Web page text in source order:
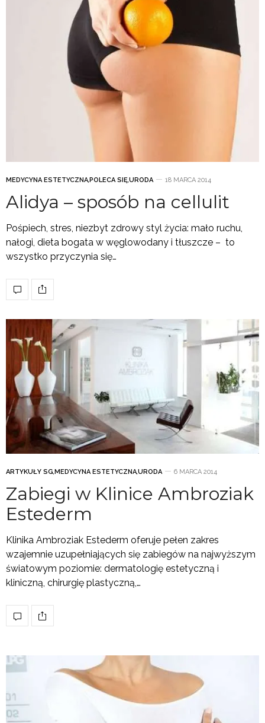
MEDYCYNA ESTETYCZNAPOLECA SIĘURODA 18 MARCA 2014
Alidya – sposób na cellulit
Pośpiech, stres, niezbyt zdrowy styl życia: mało ruchu,
nałogi, dieta bogata w węglowodany i tłuszcze – to
wszystko przyczynia się…
ARTYKUŁY SG,MEDYCYNA ESTETYCZNA,URODA 6 MARCA 2014
Zabiegi w Klinice Ambroziak
Estederm
Klinika Ambroziak Estederm oferuje pełen zakres
wzajemnie uzupełniających się zabiegów na najwyższym
światowym poziomie: dermatologię estetyczną i
kliniczną, chirurgię plastyczną,…